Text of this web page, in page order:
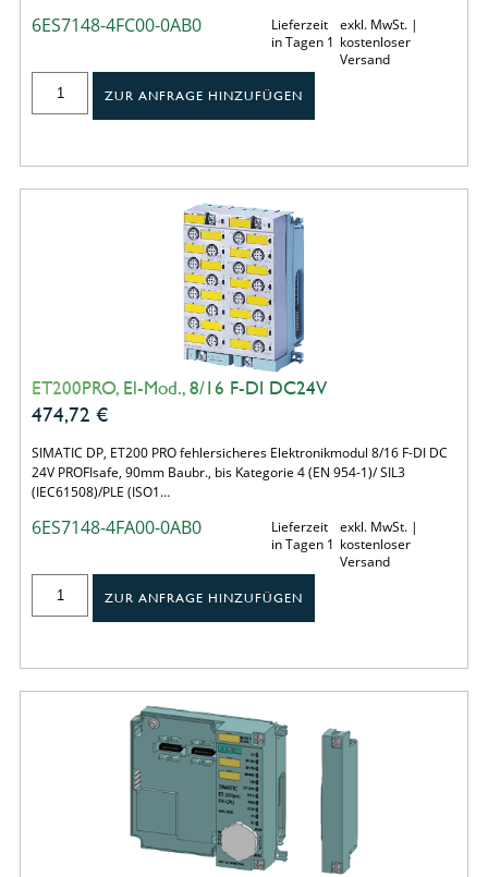
6ES7148-4FC00-0AB0
Lieferzeit
in Tagen 1
exkl. MwSt. |
kostenloser
Versand
ZUR ANFRAGE HINZUFÜGEN
ET200PRO, El-Mod., 8/16 F-DI DC24V
474,72 €
SIMATIC DP, ET200 PRO fehlersicheres Elektronikmodul 8/16 F-DI DC
24V PROFIsafe, 90mm Baubr., bis Kategorie 4 (EN 954-1)/ SIL3
(IEC61508)/PLE (ISO1…
6ES7148-4FA00-0AB0
Lieferzeit
in Tagen 1
exkl. MwSt. |
kostenloser
Versand
ZUR ANFRAGE HINZUFÜGEN